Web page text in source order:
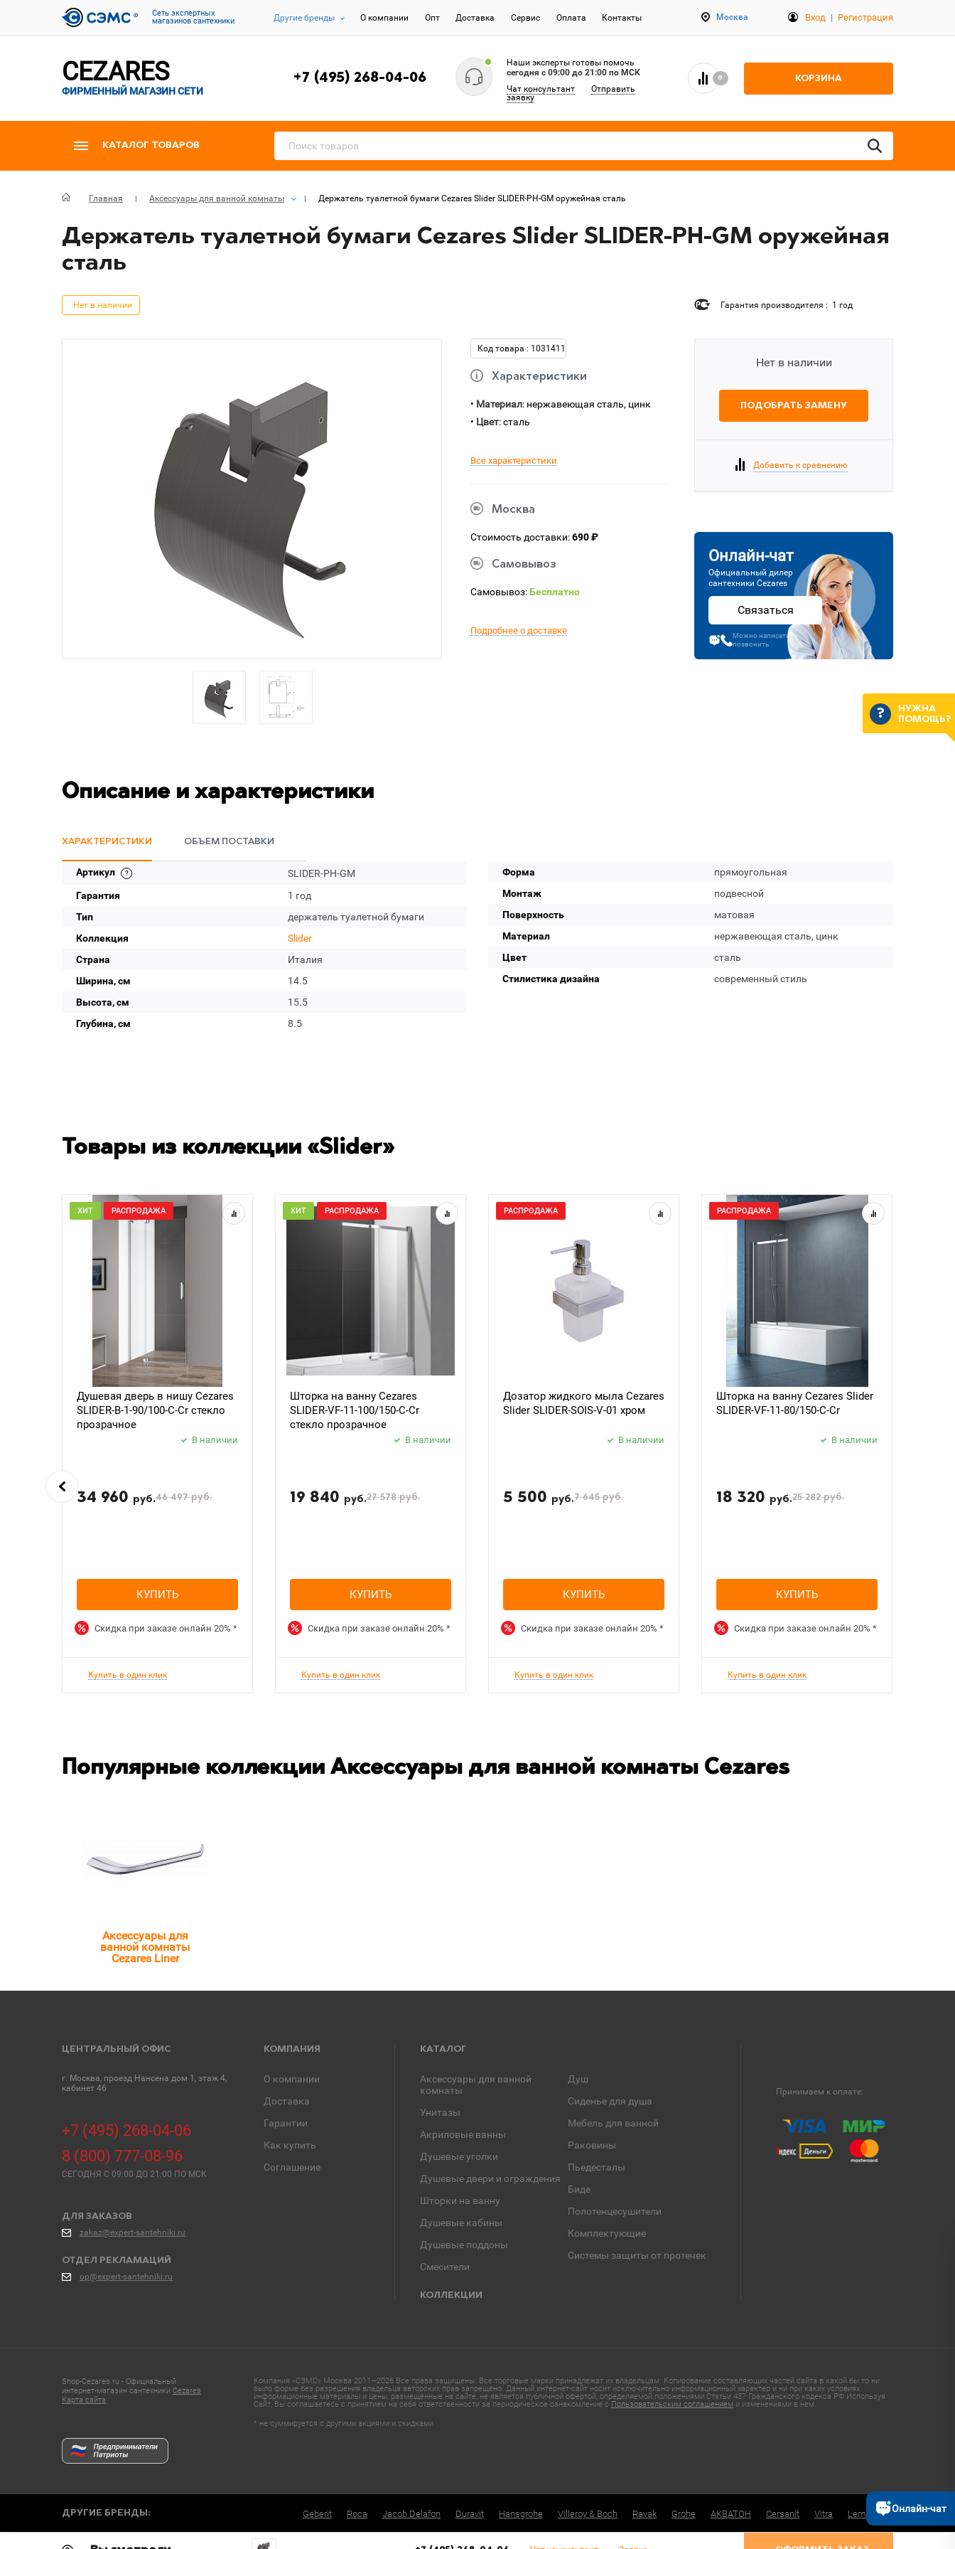
Cеть экспертных
магазинов сантехники
Другие бренды О компании Опт Доставка Сервис Оплата Контакты Москва Вход | Регистрация
CEZARES
ФИРМЕННЫЙ МАГАЗИН СЕТИ
+7 (495) 268-04-06
Наши эксперты готовы помочь
сегодня c 09:00 до 21:00 по МСК
Чат консультант
Отправить
заявку
0 КОРЗИНА
КАТАЛОГ ТОВАРОВ
Главная Аксессуары для ванной комнаты Держатель туалетной бумаги Cezares Slider SLIDER-PH-GM оружейная сталь
Держатель туалетной бумаги Cezares Slider SLIDER-PH-GM оружейная
сталь
Нет в наличии Гарантия производителя : 1 год
Код товара : 1031411
Характеристики
• Материал: нержавеющая сталь, цинк
• Цвет: сталь
Все характеристики
Москва
Стоимость доставки:690 ₽
Самовывоз
Самовывоз:Бесплатно
Подробнее о доставке
Нет в наличии
ПОДОБРАТЬ ЗАМЕНУ
Добавить к сравнению
Онлайн-чат
Официальный дилер
сантехники Cezares
Связаться
Можно написать или
позвонить
Описание и характеристики
ХАРАКТЕРИСТИКИ ОБЪЕМ ПОСТАВКИ
Артикул
SLIDER-PH-GM
Гарантия
1 год
Тип
держатель туалетной бумаги
Коллекция
Slider
Страна
Италия
Ширина, см
14.5
Высота, см
15.5
Глубина, см
8.5
Форма
прямоугольная
Монтаж
подвесной
Поверхность
матовая
Материал
нержавеющая сталь, цинк
Цвет
сталь
Стилистика дизайна
современный стиль
Товары из коллекции «Slider»
ХИТ РАСПРОДАЖА
Душевая дверь в нишу Cezares
SLIDER-B-1-90/100-C-Cr стекло
прозрачное
В наличии
34 960 руб.46 497руб.
КУПИТЬ
Скидка при заказе онлайн 20% *
Купить в один клик
ХИТ РАСПРОДАЖА
Шторка на ванну Cezares
SLIDER-VF-11-100/150-C-Cr
стекло прозрачное
В наличии
19 840 руб.27 578руб.
КУПИТЬ
Скидка при заказе онлайн 20% *
Купить в один клик
РАСПРОДАЖА
Дозатор жидкого мыла Cezares
Slider SLIDER-SOIS-V-01 хром
В наличии
5 500 руб.7 645руб.
КУПИТЬ
Скидка при заказе онлайн 20% *
Купить в один клик
РАСПРОДАЖА
Шторка на ванну Cezares Slider
SLIDER-VF-11-80/150-C-Cr
В наличии
18 320 руб.25 282руб.
КУПИТЬ
Скидка при заказе онлайн 20% *
Купить в один клик
Популярные коллекции Аксессуары для ванной комнаты Cezares
Аксессуары для
ванной комнаты
Cezares Liner
ЦЕНТРАЛЬНЫЙ ОФИС
г. Москва, проезд Нансена дом 1, этаж 4,
кабинет 46
+7 (495) 268-04-06
8 (800) 777-08-96
СЕГОДНЯ C 09:00 ДО 21:00 ПО МСК
ДЛЯ ЗАКАЗОВ
zakaz@expert-santehniki.ru
ОТДЕЛ РЕКЛАМАЦИЙ
op@expert-santehniki.ru
КОМПАНИЯ
О компании
Доставка
Гарантии
Как купить
Соглашение
КАТАЛОГ
Аксессуары для ванной
комнаты
Унитазы
Акриловые ванны
Душевые уголки
Душевые двери и ограждения
Шторки на ванну
Душевые кабины
Душевые поддоны
Смесители
Душ
Сиденье для душа
Мебель для ванной
Раковины
Пьедесталы
Биде
Полотенцесушители
Комплектующие
Системы защиты от протечек
КОЛЛЕКЦИИ
Принимаем к оплате:
Shop-Cezares.ru - Официальный
интернет-магазин сантехники Cezares
Карта сайта
Компания «СЭМС» Москва 2011—2026 Все права защищены. Все торговые марки принадлежат их владельцам. Копирование составляющих частей сайта в какой бы то ни
было форме без разрешения владельца авторских прав запрещено. Данный интернет-сайт носит исключительно информационный характер и ни при каких условиях
информационные материалы и цены, размещенные на сайте, не является публичной офертой, определяемой положениями Статьи 437 Гражданского кодекса РФ Используя
Сайт, Вы соглашаетесь с принятием на себя ответственности за периодическое ознакомление с Пользовательским соглашением и изменениями в нем.
* не суммируется с другими акциями и скидками
ДРУГИЕ БРЕНДЫ: Geberit Roca Jacob Delafon Duravit Hansgrohe Villeroy & Boch Ravak Grohe АКВАТОН Cersanit Vitra Lemark
НУЖНА
ПОМОЩЬ?
Онлайн-чат